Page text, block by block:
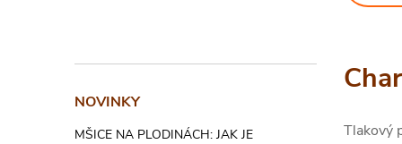
NOVINKY
MŠICE NA PLODINÁCH: JAK JE
Tlakový